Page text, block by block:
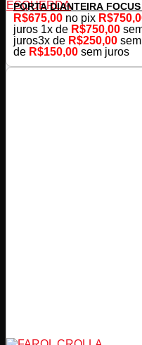
PORTA DIANTEIRA
R$675,00 no pix R$
juros 1x de R$750,00
juros3x de R$250,00
de R$150,00 sem juros